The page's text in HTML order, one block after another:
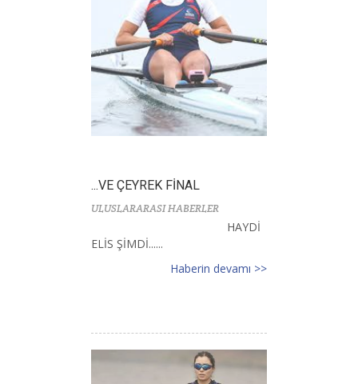
...VE ÇEYREK FİNAL
ULUSLARARASI HABERLER
HAYDİ
ELİS ŞİMDİ......
Haberin devamı >>